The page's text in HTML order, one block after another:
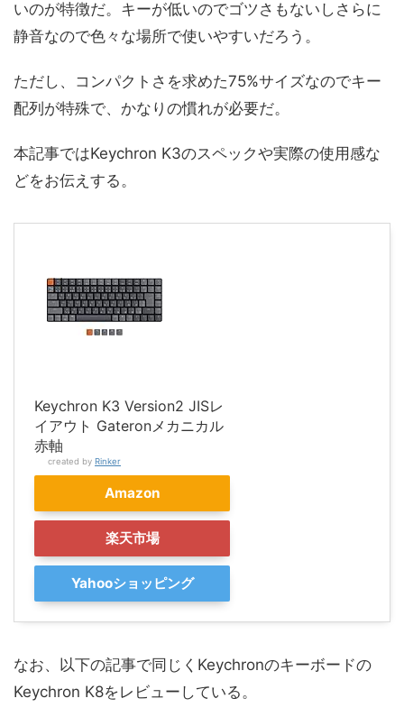
いのが特徴だ。キーが低いのでゴツさもないしさらに
静音なので色々な場所で使いやすいだろう。
ただし、コンパクトさを求めた75%サイズなのでキー
配列が特殊で、かなりの慣れが必要だ。
本記事ではKeychron K3のスペックや実際の使用感な
どをお伝えする。
Keychron K3 Version2 JISレ
イアウト Gateronメカニカル
赤軸
created by Rinker
Amazon
楽天市場
Yahooショッピング
なお、以下の記事で同じくKeychronのキーボードの
Keychron K8をレビューしている。